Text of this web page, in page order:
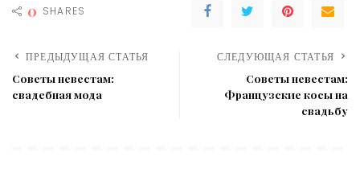
0 SHARES
ПРЕДЫДУЩАЯ СТАТЬЯ
Советы невестам:
свадебная мода
СЛЕДУЮЩАЯ СТАТЬЯ
Советы невестам:
Французские косы на
свадьбу